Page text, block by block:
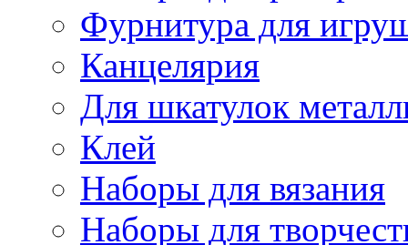
Фурнитура для
Канцелярия
Для шкатулок
Клей
Наборы для вязания
Наборы для